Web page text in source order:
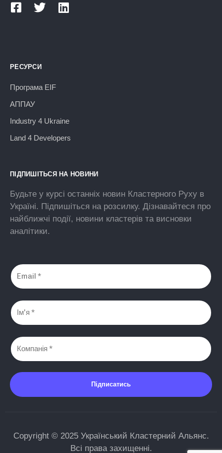
РЕСУРСИ
Програма EIF
АППАУ
Industry 4 Ukraine
Land 4 Developers
ПІДПИШІТЬСЯ НА НОВИНИ
Будьте у курсі останніх новин Кластерного Руху в
Україні. Підпишіться на розсилку. Дізнавайтеся про
найближчі події, новини кластерів та висновки
аналітики.
Підписатись
Copyright © 2025 Український Кластерний Альянс.
Всі права захищенні.